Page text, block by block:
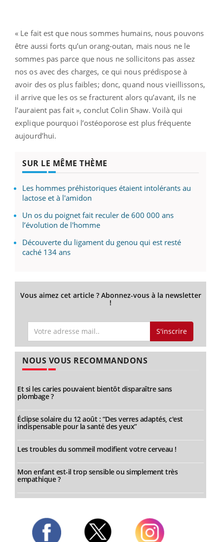
« Le fait est que nous sommes humains, nous pouvons
être aussi forts qu’un orang-outan, mais nous ne le
sommes pas parce que nous ne sollicitons pas assez
nos os avec des charges, ce qui nous prédispose à
avoir des os plus faibles; donc, quand nous vieillissons,
il arrive que les os se fracturent alors qu’avant, ils ne
l’auraient pas fait », conclut Colin Shaw. Voilà qui
explique pourquoi l’ostéoporose est plus fréquente
aujourd’hui.
SUR LE MÊME THÈME
Les hommes préhistoriques étaient intolérants au
lactose et à l'amidon
Un os du poignet fait reculer de 600 000 ans
l’évolution de l'homme
Découverte du ligament du genou qui est resté
caché 134 ans
Vous aimez cet article ? Abonnez-vous à la newsletter
!
S'inscrire
NOUS VOUS RECOMMANDONS
Et si les caries pouvaient bientôt disparaître sans
plombage ?
Éclipse solaire du 12 août : “Des verres adaptés, c'est
indispensable pour la santé des yeux”
Les troubles du sommeil modifient votre cerveau !
Mon enfant est-il trop sensible ou simplement très
empathique ?